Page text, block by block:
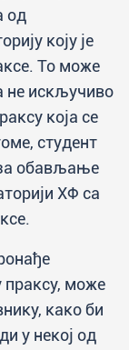
од
коју је
То може
не искључиво
која се
студент
за обављање
ХФ са
праксу, може
како би
у некој од